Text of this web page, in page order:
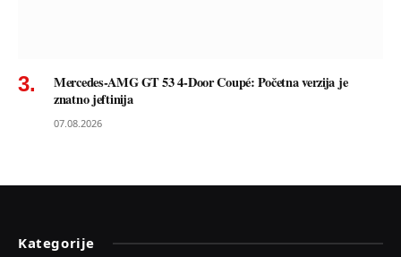
Mercedes-AMG GT 53 4-Door Coupé: Početna verzija je
znatno jeftinija
07.08.2026
Kategorije